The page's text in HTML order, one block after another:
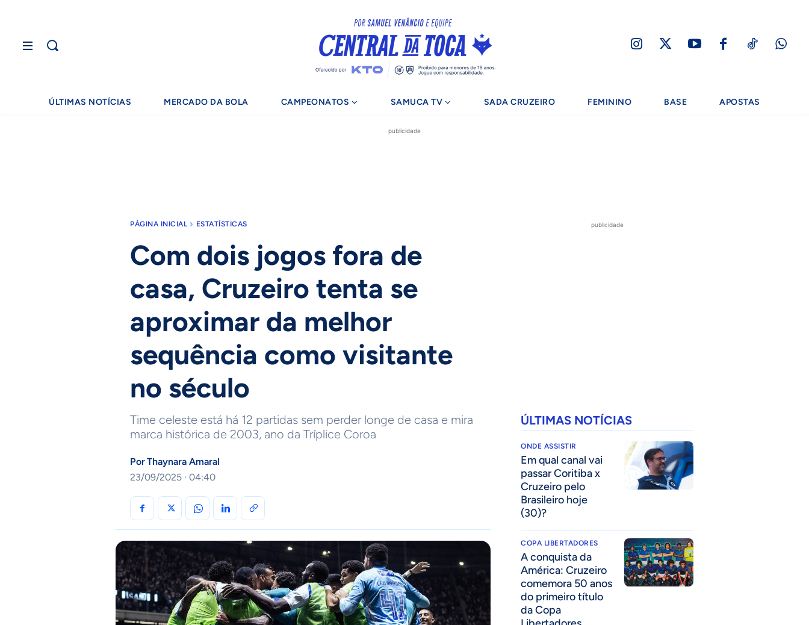
ÚLTIMAS NOTÍCIAS MERCADO DA BOLA CAMPEONATOS SAMUCA TV SADA CRUZEIRO FEMININO BASE APOSTAS
publicidade
PÁGINA INICIAL ESTATÍSTICAS
Com dois jogos fora de
casa, Cruzeiro tenta se
aproximar da melhor
sequência como visitante
no século
Time celeste está há 12 partidas sem perder longe de casa e mira
marca histórica de 2003, ano da Tríplice Coroa
PorThaynara Amaral
23/09/2025 · 04:40
publicidade
ÚLTIMAS NOTÍCIAS
ONDE ASSISTIR
Em qual canal vai
passar Coritiba x
Cruzeiro pelo
Brasileiro hoje
(30)?
COPA LIBERTADORES
A conquista da
América: Cruzeiro
comemora 50 anos
do primeiro título
da Copa